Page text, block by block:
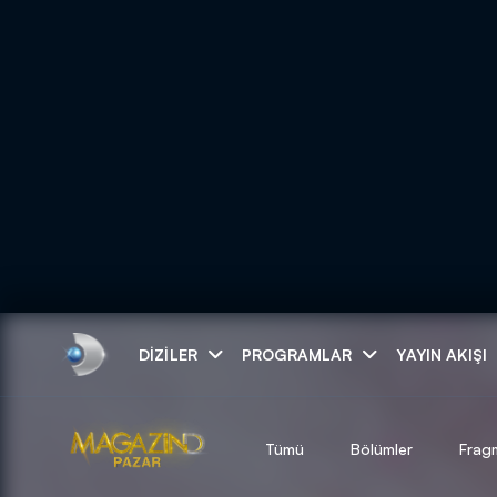
DIZILER PROGRAMLAR YAYIN AKIŞI
Tümü Bölümler